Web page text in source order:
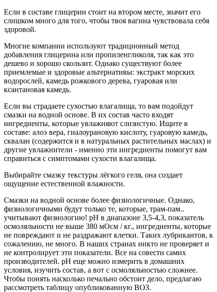
Если в составе глицерин стоит на втором месте, значит его
слишком много для того, чтобы твоя вагина чувствовала себя
здоровой.
Многие компании используют традиционный метод
добавления глицерина или пропиленгликоля, так как это
дешево и хорошо скользит. Однако существуют более
приемлемые и здоровые альтернативы: экстракт морских
водорослей, камедь рожкового дерева, гуаровая или
ксантановая камедь.
Если вы страдаете сухостью влагалища, то вам подойдут
смазки на водной основе. В их состав часто входят
ингредиенты, которые увлажняют слизистую. Ищите в
составе: алоэ вера, гиалоурановую кислоту, гуаровую камедь,
сквалан (содержится и в натуральных растительных маслах) и
другие увлажнители - именно эти ингредиенты помогут вам
справиться с симптомами сухости влагалища.
Выбирайте смазку текстуры лёгкого геля, она создает
ощущение естественной влажности.
Смазки на водной основе более физиологичные. Однако,
физиологичными будут только те, которые, трам-пам..
учитывают физиологию! рН в диапазоне 3,5-4,3, показатель
осмоляльности не выше 380 мОсм / кг., ингредиенты, которые
не повреждают и не раздражают клетки. Таких лубрикантов, к
сожалению, не много. В наших странах никто не проверяет и
не контролирует эти показатели. Все на совести самих
производителей. pH еще можно измерить в домашних
условия, изучить состав, а вот с осмоляльностью сложнее.
Чтобы понять насколько печально обстоит дело, предлагаю
рассмотреть таблицу опубликованную ВОЗ.